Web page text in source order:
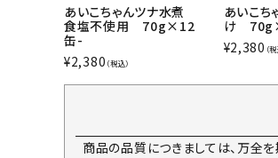
あいこちゃんツナ水煮
食塩不使用 70g×12
缶-
¥2,380 （税込）
あいこち
け
¥2,380 （
商品の品質につきましては、万全